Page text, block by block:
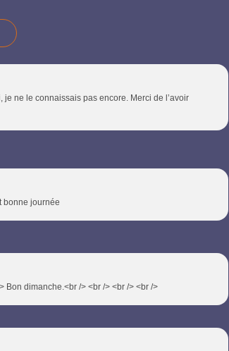
ne le connaissais pas encore. Merci de l’avoir
bonne journée
Bon dimanche.<br /> <br /> <br /> <br />